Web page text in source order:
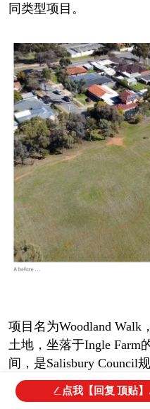
同类型项目。
项目名为Woodland Walk
土地，坐落于Ingle Farm
间，是Salisbury Council
该项目同时是全州首个
点我【回复 顶贴